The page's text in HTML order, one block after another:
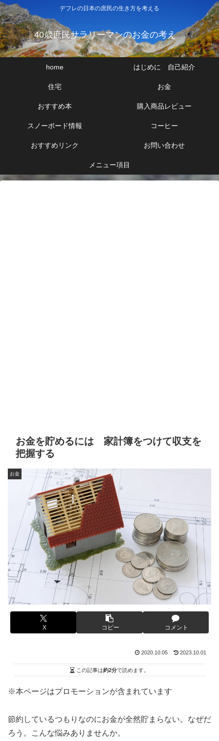
デフレの日本の庶民の生き方を考える
40歳庶民サラリーマンのお金の考え
home はじめに 自己紹介
住宅 お金
おすすめ本 購入商品レビュー
スノーボード情報 コーヒー
おすすめリンク お問い合わせ
メニュー項目
お金を貯めるには 家計簿をつけて収支を
把握する
お金
X コピー コメント
2020.10.05 2023.10.01
この記事は約2分で読めます。
※本ページはプロモーションが含まれています
節約しているつもりなのにお金が全然貯まらない。なぜだ
ろう。こんな悩みありませんか。